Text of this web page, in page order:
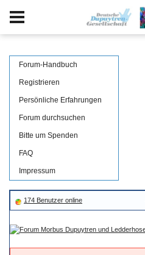
Forum-Handbuch
Registrieren
Persönliche Erfahrungen
Forum durchsuchen
Bitte um Spenden
FAQ
Impressum
174 Benutzer online